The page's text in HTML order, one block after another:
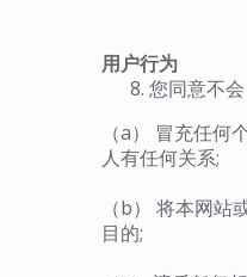
用户行为
您同意不会
（a） 冒充任何
人有任何关系;
（b） 将本网站
目的;